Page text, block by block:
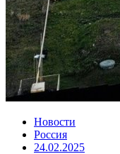
Новости
Россия
24.02.2025